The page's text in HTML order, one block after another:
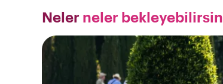
Neler neler bekleyebilirsin